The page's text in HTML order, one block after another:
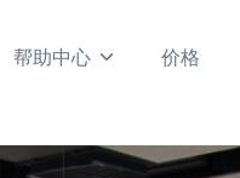
帮助中心 价格